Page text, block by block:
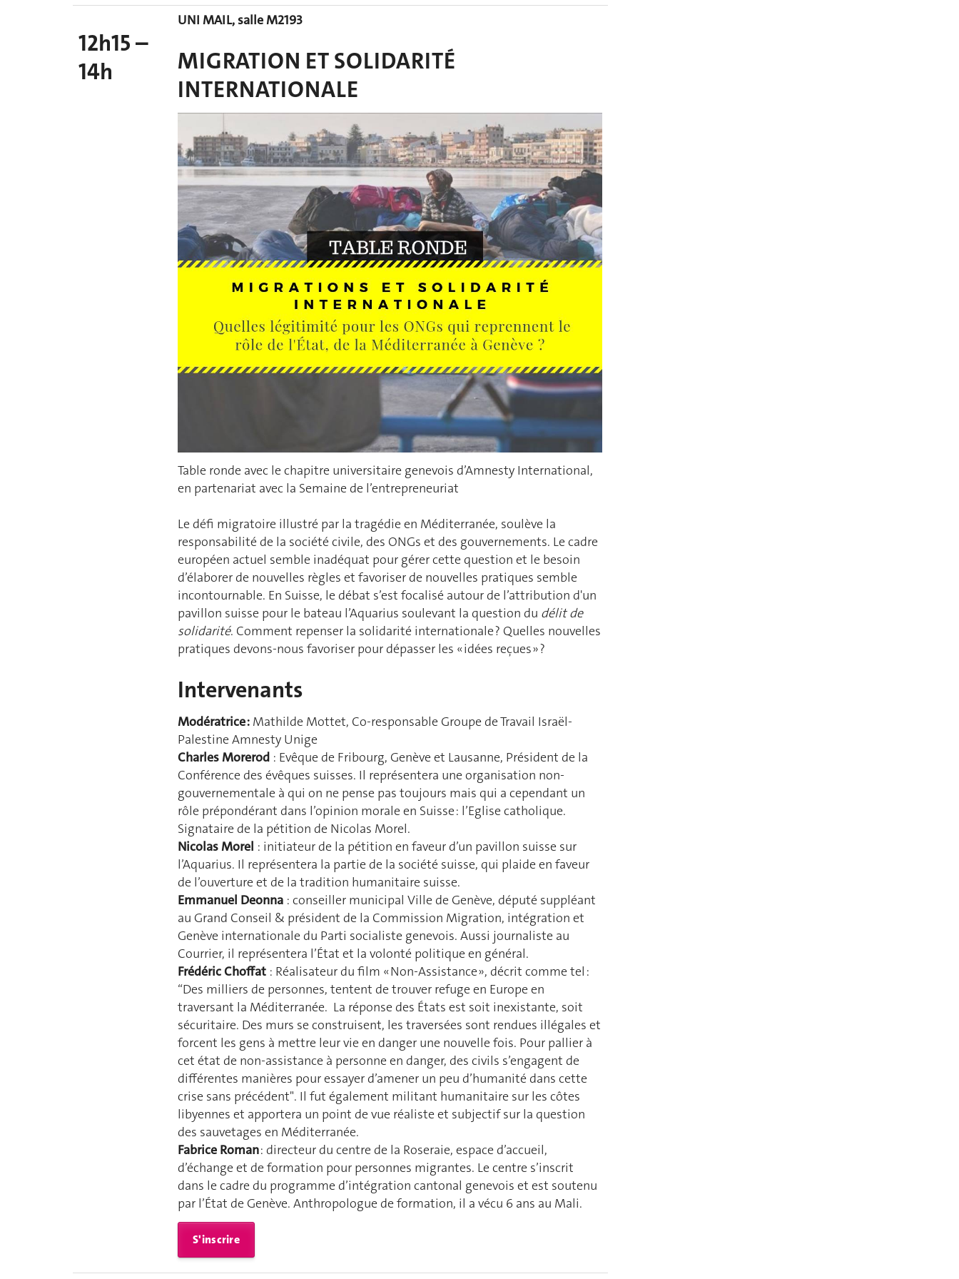
12h15 –
14h
UNI MAIL, salle M2193
MIGRATION ET SOLIDARITÉ
INTERNATIONALE
Table ronde avec le chapitre universitaire genevois d’Amnesty International,
en partenariat avec la Semaine de l’entrepreneuriat
Le défi migratoire illustré par la tragédie en Méditerranée, soulève la
responsabilité de la société civile, des ONGs et des gouvernements. Le cadre
européen actuel semble inadéquat pour gérer cette question et le besoin
d’élaborer de nouvelles règles et favoriser de nouvelles pratiques semble
incontournable. En Suisse, le débat s’est focalisé autour de l’attribution d'un
pavillon suisse pour le bateau l’Aquarius soulevant la question du délit de
solidarité. Comment repenser la solidarité internationale ? Quelles nouvelles
pratiques devons-nous favoriser pour dépasser les « idées reçues » ?
Intervenants
Modératrice : Mathilde Mottet, Co-responsable Groupe de Travail Israël-
Palestine Amnesty Unige
Charles Morerod : Evêque de Fribourg, Genève et Lausanne, Président de la
Conférence des évêques suisses. Il représentera une organisation non-
gouvernementale à qui on ne pense pas toujours mais qui a cependant un
rôle prépondérant dans l’opinion morale en Suisse : l’Eglise catholique.
Signataire de la pétition de Nicolas Morel.
Nicolas Morel : initiateur de la pétition en faveur d’un pavillon suisse sur
l’Aquarius. Il représentera la partie de la société suisse, qui plaide en faveur
de l’ouverture et de la tradition humanitaire suisse.
Emmanuel Deonna : conseiller municipal Ville de Genève, député suppléant
au Grand Conseil & président de la Commission Migration, intégration et
Genève internationale du Parti socialiste genevois. Aussi journaliste au
Courrier, il représentera l’État et la volonté politique en général.
Frédéric Choffat : Réalisateur du film « Non-Assistance », décrit comme tel :
“Des milliers de personnes, tentent de trouver refuge en Europe en
traversant la Méditerranée. La réponse des États est soit inexistante, soit
sécuritaire. Des murs se construisent, les traversées sont rendues illégales et
forcent les gens à mettre leur vie en danger une nouvelle fois. Pour pallier à
cet état de non-assistance à personne en danger, des civils s’engagent de
différentes manières pour essayer d’amener un peu d’humanité dans cette
crise sans précédent". Il fut également militant humanitaire sur les côtes
libyennes et apportera un point de vue réaliste et subjectif sur la question
des sauvetages en Méditerranée.
Fabrice Roman: directeur du centre de la Roseraie, espace d’accueil,
d’échange et de formation pour personnes migrantes. Le centre s’inscrit
dans le cadre du programme d’intégration cantonal genevois et est soutenu
par l’État de Genève. Anthropologue de formation, il a vécu 6 ans au Mali.
S'inscrire